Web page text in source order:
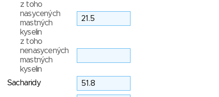
z toho
nasycených
mastných
kyselin
z toho
nenasycených
mastných
kyselin
Sacharidy